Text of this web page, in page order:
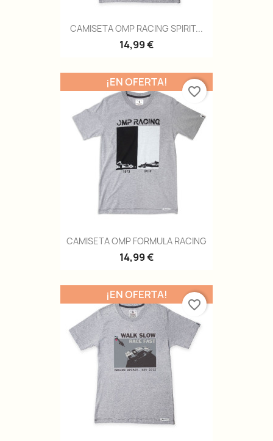
CAMISETA OMP RACING SPIRIT...
14,99 €
CAMISETA OMP FORMULA RACING
14,99 €
¡EN OFERTA!
favorite_border
¡EN OFERTA!
favorite_border